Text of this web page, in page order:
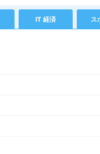
IT 経済 ス